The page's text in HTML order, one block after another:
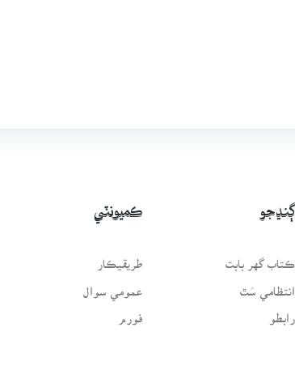
ڳنڍجو
ڪتاب گهر بابت
انتظامي سَٿ
رابطو
ڪميونٽي
طريقيڪار
عمومي سوال
فورم